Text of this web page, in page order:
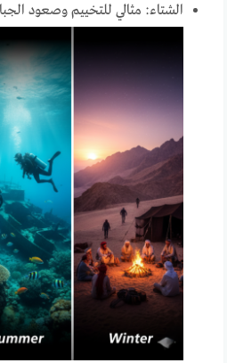
الشتاء: مثالي للتخييم وصعود